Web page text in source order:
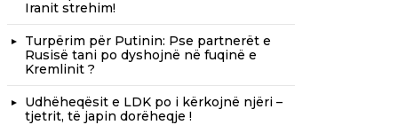
Iranit strehim!
Turpërim për Putinin: Pse partnerët e
Rusisë tani po dyshojnë në fuqinë e
Kremlinit ?
Udhëheqësit e LDK po i kërkojnë njëri –
tjetrit, të japin dorëheqje !